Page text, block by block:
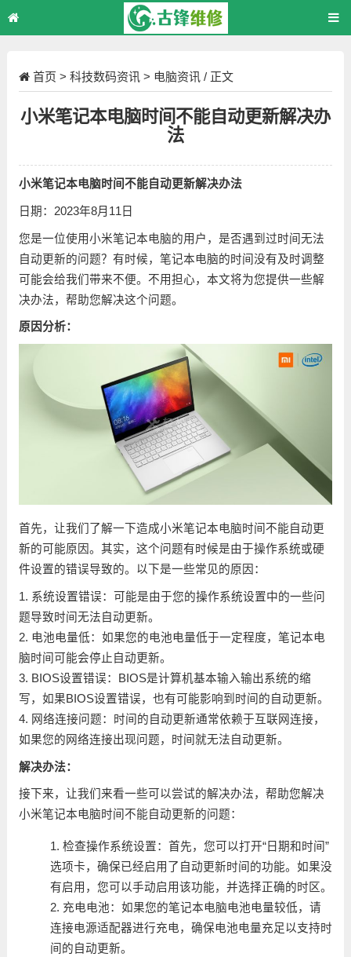
首页 > 科技数码资讯 > 电脑资讯 / 正文
小米笔记本电脑时间不能自动更新解决办
法
小米笔记本电脑时间不能自动更新解决办法
日期：2023年8月11日
您是一位使用小米笔记本电脑的用户，是否遇到过时间无法
自动更新的问题？有时候，笔记本电脑的时间没有及时调整
可能会给我们带来不便。不用担心，本文将为您提供一些解
决办法，帮助您解决这个问题。
原因分析：
首先，让我们了解一下造成小米笔记本电脑时间不能自动更
新的可能原因。其实，这个问题有时候是由于操作系统或硬
件设置的错误导致的。以下是一些常见的原因：
1. 系统设置错误：可能是由于您的操作系统设置中的一些问
题导致时间无法自动更新。
2. 电池电量低：如果您的电池电量低于一定程度，笔记本电
脑时间可能会停止自动更新。
3. BIOS设置错误：BIOS是计算机基本输入输出系统的缩
写，如果BIOS设置错误，也有可能影响到时间的自动更新。
4. 网络连接问题：时间的自动更新通常依赖于互联网连接，
如果您的网络连接出现问题，时间就无法自动更新。
解决办法：
接下来，让我们来看一些可以尝试的解决办法，帮助您解决
小米笔记本电脑时间不能自动更新的问题：
1. 检查操作系统设置：首先，您可以打开“日期和时间”
选项卡，确保已经启用了自动更新时间的功能。如果没
有启用，您可以手动启用该功能，并选择正确的时区。
2. 充电电池：如果您的笔记本电脑电池电量较低，请
连接电源适配器进行充电，确保电池电量充足以支持时
间的自动更新。